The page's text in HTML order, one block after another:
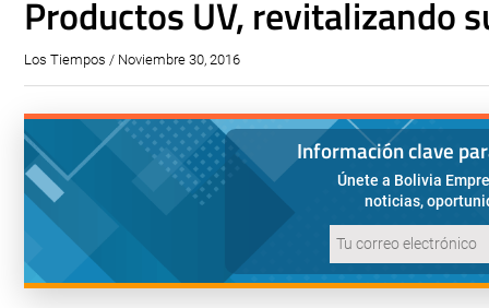
Productos UV, revitalizando
Los Tiempos / Noviembre 30, 2016
Información clave
Únete a Bolivia
noticias,